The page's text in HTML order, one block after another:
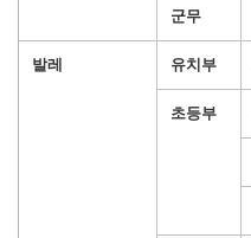
군무
발레 유치부
초등부